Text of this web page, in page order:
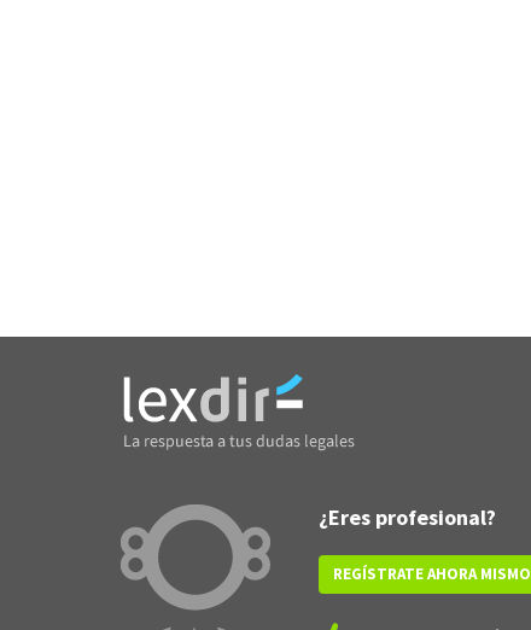
¿Eres profesional?
REGÍSTRATE AHORA MISMO